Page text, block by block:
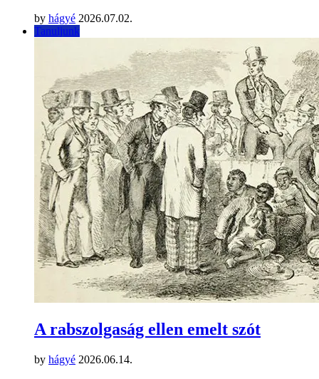
by hágyé 2026.07.02.
Tanuljunk
A rabszolgaság ellen emelt szót
by hágyé 2026.06.14.